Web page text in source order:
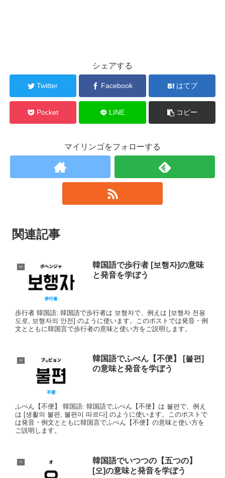
シェアする
Twitter Facebook はてブ
Pocket LINE コピー
マイリンゴをフォローする
関連記事
ㅂ
韓国語で歩行者 [보행자]の意味
と発音を学ぼう
歩行者 韓国語: 韓国語で歩行者は 보행자で、例えは [보행자 전용
도로, 보행자의 안전] のように使います。このポストでは発音・例
文とともに韓国言で歩行者の意味と使い方をご説明します。
ㅂ
韓国語でふべん【不便】 [불편]
の意味と発音を学ぼう
ふべん【不便】 韓国語: 韓国語でふべん【不便】は 불편で、例え
は [생활의 불편, 불편이 따르다] のように使います。このポストで
は発音・例文とともに韓国言でふべん【不便】の意味と使い方を
ご説明します。
ㅇ
韓国語でいつつの【五つの】
[오]の意味と発音を学ぼう